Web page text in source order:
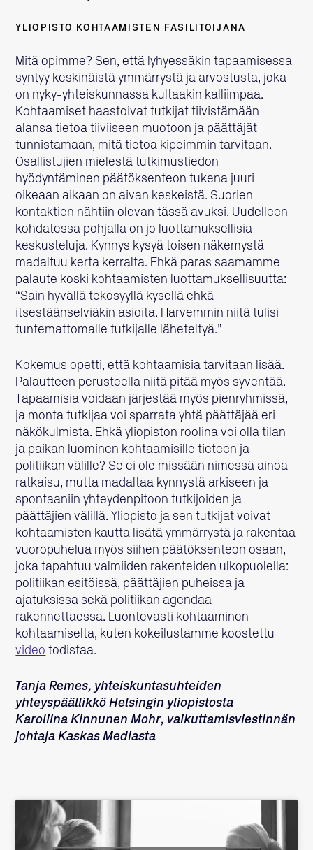
YLIOPISTO KOHTAAMISTEN FASILITOIJANA
Mitä opimme? Sen, että lyhyessäkin tapaamisessa
syntyy keskinäistä ymmärrystä ja arvostusta, joka
on nyky-yhteiskunnassa kultaakin kalliimpaa.
Kohtaamiset haastoivat tutkijat tiivistämään
alansa tietoa tiiviiseen muotoon ja päättäjät
tunnistamaan, mitä tietoa kipeimmin tarvitaan.
Osallistujien mielestä tutkimustiedon
hyödyntäminen päätöksenteon tukena juuri
oikeaan aikaan on aivan keskeistä. Suorien
kontaktien nähtiin olevan tässä avuksi. Uudelleen
kohdatessa pohjalla on jo luottamuksellisia
keskusteluja. Kynnys kysyä toisen näkemystä
madaltuu kerta kerralta. Ehkä paras saamamme
palaute koski kohtaamisten luottamuksellisuutta:
“Sain hyvällä tekosyyllä kysellä ehkä
itsestäänselviäkin asioita. Harvemmin niitä tulisi
tuntemattomalle tutkijalle läheteltyä.”
Kokemus opetti, että kohtaamisia tarvitaan lisää.
Palautteen perusteella niitä pitää myös syventää.
Tapaamisia voidaan järjestää myös pienryhmissä,
ja monta tutkijaa voi sparrata yhtä päättäjää eri
näkökulmista. Ehkä yliopiston roolina voi olla tilan
ja paikan luominen kohtaamisille tieteen ja
politiikan välille? Se ei ole missään nimessä ainoa
ratkaisu, mutta madaltaa kynnystä arkiseen ja
spontaaniin yhteydenpitoon tutkijoiden ja
päättäjien välillä. Yliopisto ja sen tutkijat voivat
kohtaamisten kautta lisätä ymmärrystä ja rakentaa
vuoropuhelua myös siihen päätöksenteon osaan,
joka tapahtuu valmiiden rakenteiden ulkopuolella:
politiikan esitöissä, päättäjien puheissa ja
ajatuksissa sekä politiikan agendaa
rakennettaessa. Luontevasti kohtaaminen
kohtaamiselta, kuten kokeilustamme koostettu
video todistaa.
Tanja Remes, yhteiskuntasuhteiden
yhteyspäällikkö Helsingin yliopistosta
Karoliina Kinnunen Mohr, vaikuttamisviestinnän
johtaja Kaskas Mediasta